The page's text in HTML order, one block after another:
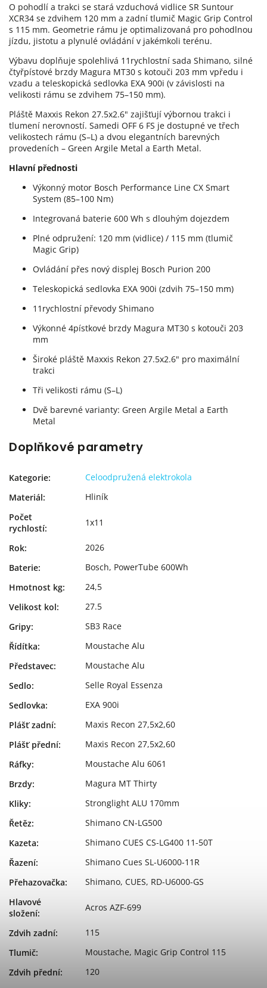
O pohodlí a trakci se stará vzduchová vidlice SR Suntour
XCR34 se zdvihem 120 mm a zadní tlumič Magic Grip Control
s 115 mm. Geometrie rámu je optimalizovaná pro pohodlnou
jízdu, jistotu a plynulé ovládání v jakémkoli terénu.
Výbavu doplňuje spolehlivá 11rychlostní sada Shimano, silné
čtyřpístové brzdy Magura MT30 s kotouči 203 mm vpředu i
vzadu a teleskopická sedlovka EXA 900i (v závislosti na
velikosti rámu se zdvihem 75–150 mm).
Pláště Maxxis Rekon 27.5x2.6" zajišťují výbornou trakci i
tlumení nerovností. Samedi OFF 6 FS je dostupné ve třech
velikostech rámu (S–L) a dvou elegantních barevných
provedeních – Green Argile Metal a Earth Metal.
Hlavní přednosti
Výkonný motor Bosch Performance Line CX Smart
System (85–100 Nm)
Integrovaná baterie 600 Wh s dlouhým dojezdem
Plné odpružení: 120 mm (vidlice) / 115 mm (tlumič
Magic Grip)
Ovládání přes nový displej Bosch Purion 200
Teleskopická sedlovka EXA 900i (zdvih 75–150 mm)
11rychlostní převody Shimano
Výkonné 4pístkové brzdy Magura MT30 s kotouči 203
mm
Široké pláště Maxxis Rekon 27.5x2.6" pro maximální
trakci
Tři velikosti rámu (S–L)
Dvě barevné varianty: Green Argile Metal a Earth
Metal
Doplňkové parametry
Kategorie:
Celoodpružená elektrokola
Materiál:
Hliník
Počet
rychlostí:
1x11
Rok:
2026
Baterie:
Bosch, PowerTube 600Wh
Hmotnost kg:
24,5
Velikost kol:
27.5
Gripy:
SB3 Race
Řídítka:
Moustache Alu
Představec:
Moustache Alu
Sedlo:
Selle Royal Essenza
Sedlovka:
EXA 900i
Plášť zadní:
Maxis Recon 27,5x2,60
Plášť přední:
Maxis Recon 27,5x2,60
Ráfky:
Moustache Alu 6061
Brzdy:
Magura MT Thirty
Kliky:
Stronglight ALU 170mm
Řetěz:
Shimano CN-LG500
Kazeta:
Shimano CUES CS-LG400 11-50T
Řazení:
Shimano Cues SL-U6000-11R
Přehazovačka:
Shimano, CUES, RD-U6000-GS
Hlavové
složení:
Acros AZF-699
Zdvih zadní:
115
Tlumič:
Moustache, Magic Grip Control 115
Zdvih přední:
120